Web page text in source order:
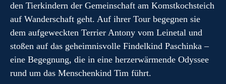
den Tierkindern der Gemeinschaft am Komstkochsteich
auf Wanderschaft geht. Auf ihrer Tour begegnen sie
dem aufgeweckten Terrier Antony vom Leinetal und
stoßen auf das geheimnisvolle Findelkind Paschinka –
eine Begegnung, die in eine herzerwärmende Odyssee
rund um das Menschenkind Tim führt.